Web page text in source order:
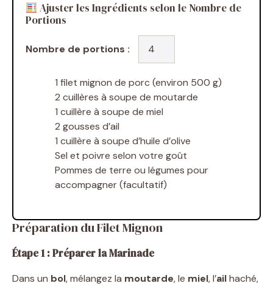
Ajuster les Ingrédients selon le Nombre de
Portions
Nombre de portions :
1 filet mignon de porc (environ 500 g)
2 cuillères à soupe de moutarde
1 cuillère à soupe de miel
2 gousses d’ail
1 cuillère à soupe d’huile d’olive
Sel et poivre selon votre goût
Pommes de terre ou légumes pour
accompagner (facultatif)
Préparation du Filet Mignon
Étape 1 : Préparer la Marinade
Dans un bol, mélangez la moutarde, le miel, l’ailhaché,